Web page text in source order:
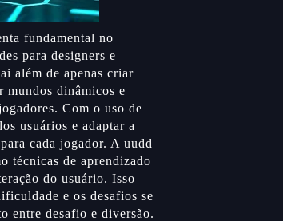
fundamental no
para designers e
além de apenas criar
mundos dinâmicos e
Com o uso de
usuários e adaptar a
cada jogador. A uudd
técnicas de aprendizado
do usuário. Isso
e os desafios se
entre desafio e diversão.